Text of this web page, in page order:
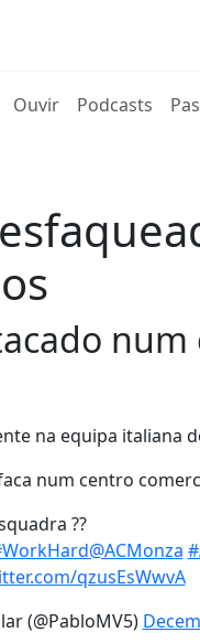
Ouvir(current)
Podcasts
na equipa italiana
num centro
??
@ACMonza
qzusEsWwvA
(@PabloMV5)